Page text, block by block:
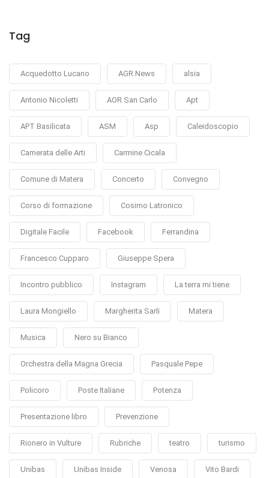
Tag
Acquedotto Lucano AGR News alsia
Antonio Nicoletti AOR San Carlo Apt
APT Basilicata ASM Asp Caleidoscopio
Camerata delle Arti Carmine Cicala
Comune di Matera Concerto Convegno
Corso di formazione Cosimo Latronico
Digitale Facile Facebook Ferrandina
Francesco Cupparo Giuseppe Spera
Incontro pubblico Instagram La terra mi tiene
Laura Mongiello Margherita Sarli Matera
Musica Nero su Bianco
Orchestra della Magna Grecia Pasquale Pepe
Policoro Poste Italiane Potenza
Presentazione libro Prevenzione
Rionero in Vulture Rubriche teatro turismo
Unibas Unibas Inside Venosa Vito Bardi